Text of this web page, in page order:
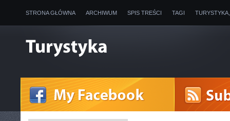
STRONA GŁÓWNA ARCHIWUM SPIS TREŚCI TAGI